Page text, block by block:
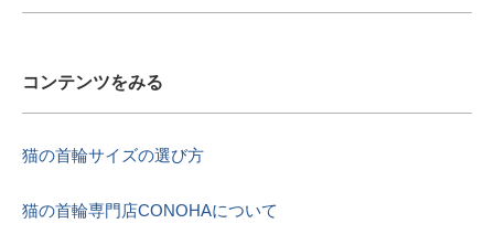
コンテンツをみる
猫の首輪サイズの選び方
猫の首輪専門店CONOHAについて